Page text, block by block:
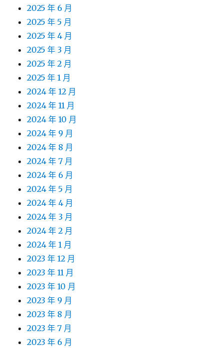
2025 年 6 月
2025 年 5 月
2025 年 4 月
2025 年 3 月
2025 年 2 月
2025 年 1 月
2024 年 12 月
2024 年 11 月
2024 年 10 月
2024 年 9 月
2024 年 8 月
2024 年 7 月
2024 年 6 月
2024 年 5 月
2024 年 4 月
2024 年 3 月
2024 年 2 月
2024 年 1 月
2023 年 12 月
2023 年 11 月
2023 年 10 月
2023 年 9 月
2023 年 8 月
2023 年 7 月
2023 年 6 月